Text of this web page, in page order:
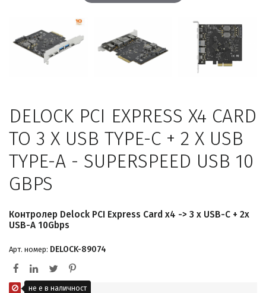
DELOCK PCI EXPRESS X4 CARD
TO 3 X USB TYPE-C + 2 X USB
TYPE-A - SUPERSPEED USB 10
GBPS
Контролер Delock PCI Express Card x4 -> 3 x USB-C + 2x
USB-A 10Gbps
Арт. номер: DELOCK-89074
не е в наличност